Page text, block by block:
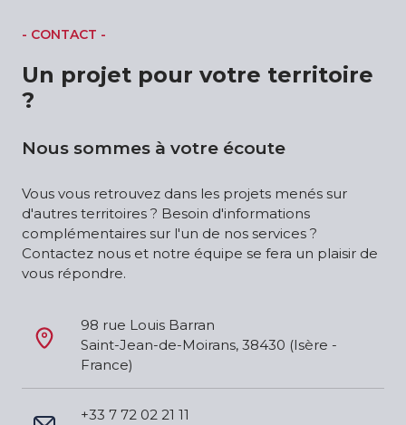
- CONTACT -
Un projet pour votre territoire
?
Nous sommes à votre écoute
Vous vous retrouvez dans les projets menés sur
d'autres territoires ? Besoin d'informations
complémentaires sur l'un de nos services ?
Contactez nous et notre équipe se fera un plaisir de
vous répondre.
98 rue Louis Barran
Saint-Jean-de-Moirans, 38430 (Isère -
France)
+33 7 72 02 21 11